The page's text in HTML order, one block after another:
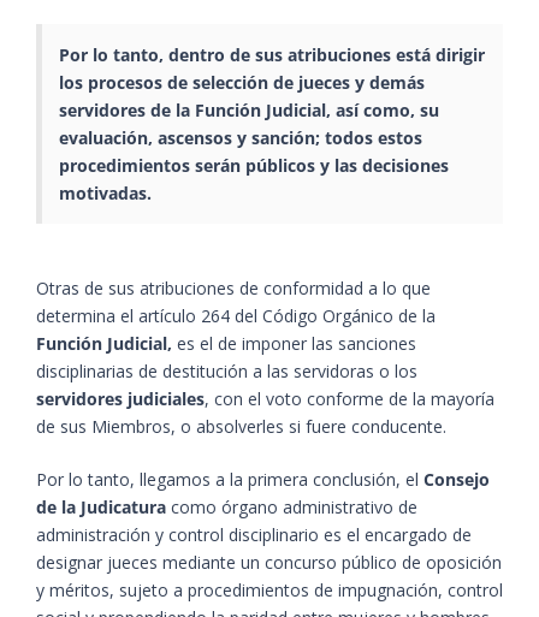
Por lo tanto, dentro de sus atribuciones está dirigir
los procesos de selección de jueces y demás
servidores de la Función Judicial, así como, su
evaluación, ascensos y sanción; todos estos
procedimientos serán públicos y las decisiones
motivadas.
Otras de sus atribuciones de conformidad a lo que
determina el artículo 264 del Código Orgánico de la
Función Judicial, es el de imponer las sanciones
disciplinarias de destitución a las servidoras o los
servidores judiciales, con el voto conforme de la mayoría
de sus Miembros, o absolverles si fuere conducente.
Por lo tanto, llegamos a la primera conclusión, el Consejo
de la Judicatura como órgano administrativo de
administración y control disciplinario es el encargado de
designar jueces mediante un concurso público de oposición
y méritos, sujeto a procedimientos de impugnación, control